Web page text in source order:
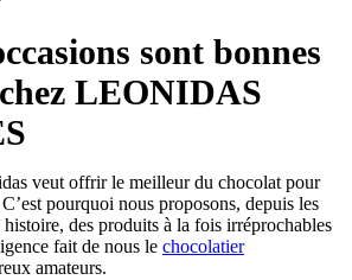
sont bonnes
LEONIDAS
veut offrir le meilleur du chocolat pour
pourquoi nous proposons, depuis les
des produits à la fois irréprochables
fait de nous le chocolatier
amateurs.